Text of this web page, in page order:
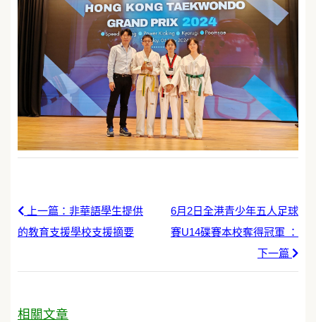
上一篇：非華語學生提供
的教育支援學校支援摘要
6月2日全港青少年五人足球
賽U14碟賽本校奪得冠軍 ：
下一篇
相關文章